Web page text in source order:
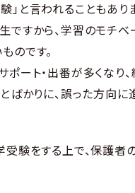
」と言われることもあり
ですから、学習のモチ
のです。
ポート・出番が多くなり
とばかりに、誤った方向
受験をする上で、保護